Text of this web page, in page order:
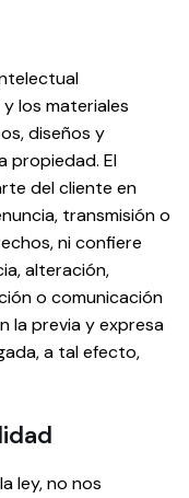
los materiales
diseños y
propiedad. El
del cliente en
transmisión o
ni confiere
alteración,
o comunicación
la previa y expresa
a tal efecto,
ley, no nos